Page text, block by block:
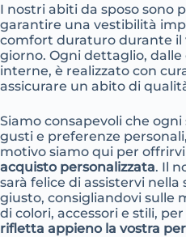
I nostri abiti da sposo sono
garantire una vestibilità
comfort duraturo durante il
giorno. Ogni dettaglio,
interne, è realizzato con
assicurare un abito di
Siamo consapevoli che ogni
gusti e preferenze
motivo siamo qui per offrirvi
acquisto personalizzata. Il
sarà felice di assistervi nella
giusto, consigliandovi sulle
di colori, accessori e stili,
rifletta appieno la vostra